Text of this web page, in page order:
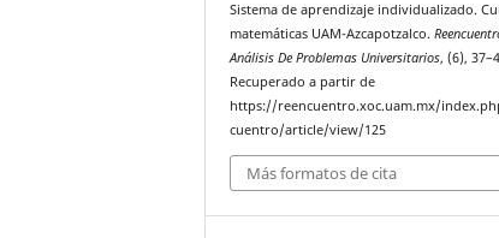
Sistema de aprendizaje individualizado.
matemáticas UAM-Azcapotzalco.
Análisis De Problemas Universitarios, (6),
Recuperado a partir de
https://reencuentro.xoc.uam.mx/
cuentro/article/view/125
Más formatos de cita